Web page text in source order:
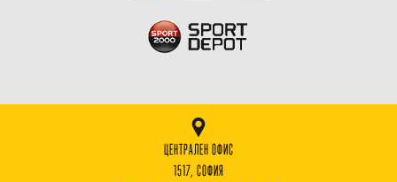
ЦЕНТРАЛЕН ОФИС
1517, СОФИЯ